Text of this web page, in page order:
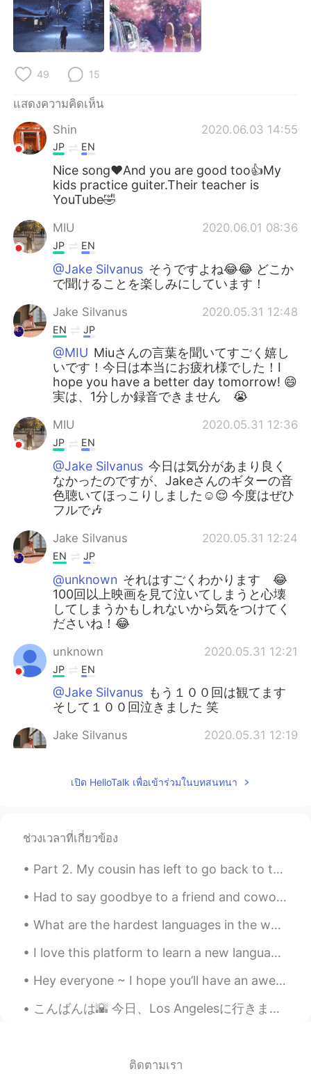
49 15
แสดงความคิดเห็น
Shin
2020.06.03 14:55
JP EN
Nice song❤️And you are good too👍My
kids practice guiter.Their teacher is
YouTube🤣
MIU 2020.06.01 08:36
JP EN
@Jake Silvanus そうですよね😂😂 どこか
で聞けることを楽しみにしています！
Jake Silvanus 2020.05.31 12:48
EN JP
@MIU Miuさんの言葉を聞いてすごく嬉し
いです！今日は本当にお疲れ様でした！I
hope you have a better day tomorrow! 😄
実は、1分しか録音できません 😭
MIU 2020.05.31 12:36
JP EN
@Jake Silvanus 今日は気分があまり良く
なかったのですが、Jakeさんのギターの音
色聴いてほっこりしました☺️😌 今度はぜひ
フルで🎶
Jake Silvanus 2020.05.31 12:24
EN JP
@unknown それはすごくわかります 😂
100回以上映画を見て泣いてしまうと心壊
してしまうかもしれないから気をつけてく
ださいね！😂
unknown 2020.05.31 12:21
JP EN
@Jake Silvanus もう１００回は観てます
そして１００回泣きました 笑
Jake Silvanus 2020.05.31 12:19
@unknown 映画を見る前に泣く覚悟を準
備しといた方がいいかもしれないですね
Jake Silvanus
@Rika b_rika71 変更してます 山崎まさよ
しさんの声もギターもすごくいいですね！
僕はよく山崎さんの曲を聴いています。😄
まだまだなんですが、そう言ってくれて嬉
しいです！これからも頑張ります！
Jake Silvanus 2020.05.31 12:14
EN JP
@syk both the movie and the song is
really sad. But I think it’s one of reasons
เปิด HelloTalk เพื่อเข้าร่วมในบทสนทนา
ช่วงเวลาที่เกี่ยวข้อง
Part 2. My cousin has left to go back to the states and I am back at work. あけましておめでとうございます。We s...
Had to say goodbye to a friend and coworker! The dinner and company was great! Which dish looks d...
What are the hardest languages in the world? Maybe Japanese, Chinese, Korean, Arabic, and Finnish...
I love this platform to learn a new language, about people’s culture and experiences. I’m actuall...
Hey everyone ~ I hope you’ll have an awesome week ~ Here in London it’s been raining everyday ...
こんばんは🌇 今日、Los Angelesに行きました。リトルトーキョーの寿司屋で昼食を食べました。寿司がめっちゃ安かったので、びっくりしました。😳 たくさん食べました 🍣🤤 最近たくさん食べて...
ติดตามเรา